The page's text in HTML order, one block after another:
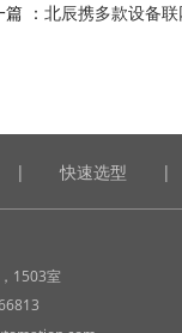
： 北辰携多款设备
| 快速选型 |
1503室